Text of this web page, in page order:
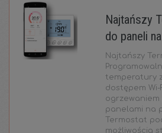
Najtańszy
do paneli
Najtańszy
temperatury
dostępem
ogrzewaniem
panelami na
Termostat
możliwością